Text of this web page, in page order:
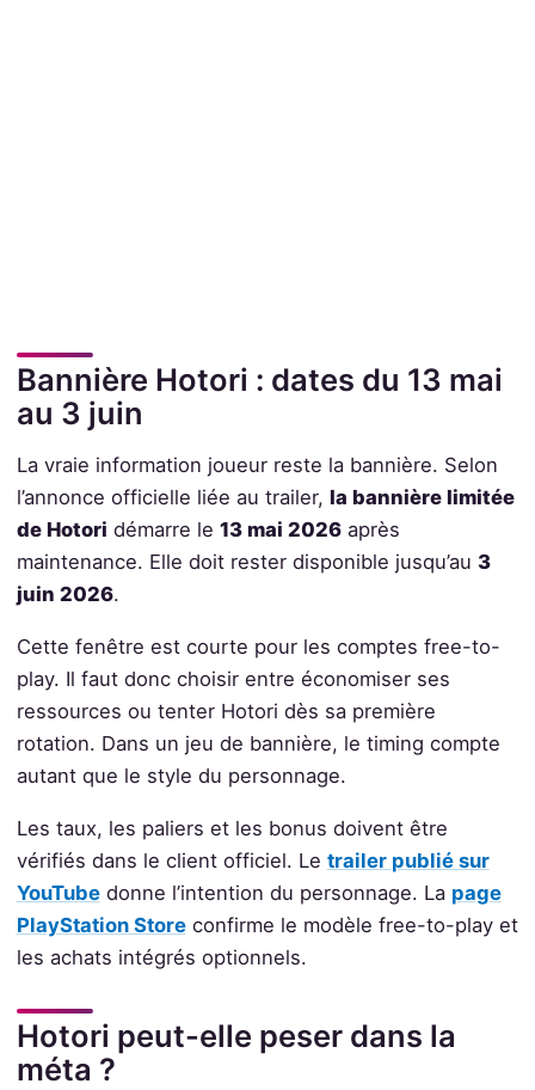
Bannière Hotori : dates du 13 mai
au 3 juin
La vraie information joueur reste la bannière. Selon
l’annonce officielle liée au trailer, la bannière limitée
de Hotori démarre le 13 mai 2026après
maintenance. Elle doit rester disponible jusqu’au 3
juin 2026.
Cette fenêtre est courte pour les comptes free-to-
play. Il faut donc choisir entre économiser ses
ressources ou tenter Hotori dès sa première
rotation. Dans un jeu de bannière, le timing compte
autant que le style du personnage.
Les taux, les paliers et les bonus doivent être
vérifiés dans le client officiel. Le trailer publié sur
YouTubedonne l’intention du personnage. La page
PlayStation Storeconfirme le modèle free-to-play et
les achats intégrés optionnels.
Hotori peut-elle peser dans la
méta ?